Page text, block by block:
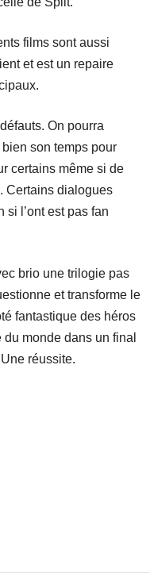
films sont aussi
et est un repaire
On pourra
son temps pour
certains même si de
Certains dialogues
si l’ont est pas fan
brio une trilogie pas
et transforme le
fantastique des héros
monde dans un final
réussite.